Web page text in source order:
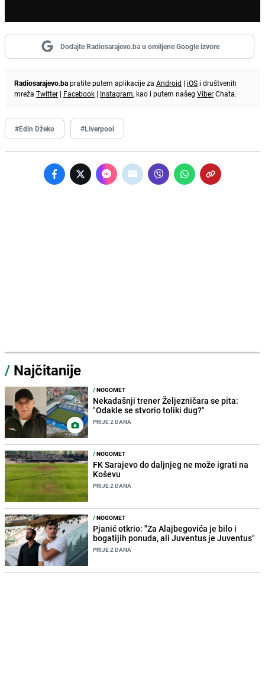
Dodajte Radiosarajevo.ba u omiljene Google izvore
Radiosarajevo.bapratite putem aplikacije za Android | iOS i društvenih
mreža Twitter | Facebook | Instagram, kao i putem našeg ViberChata.
#Edin Džeko #Liverpool
/ Najčitanije
/NOGOMET
Nekadašnji trener Željezničara se pita:
"Odakle se stvorio toliki dug?"
PRIJE 2 DANA
/NOGOMET
FK Sarajevo do daljnjeg ne može igrati na
Koševu
PRIJE 2 DANA
/NOGOMET
Pjanić otkrio: "Za Alajbegovića je bilo i
bogatijih ponuda, ali Juventus je Juventus"
PRIJE 2 DANA